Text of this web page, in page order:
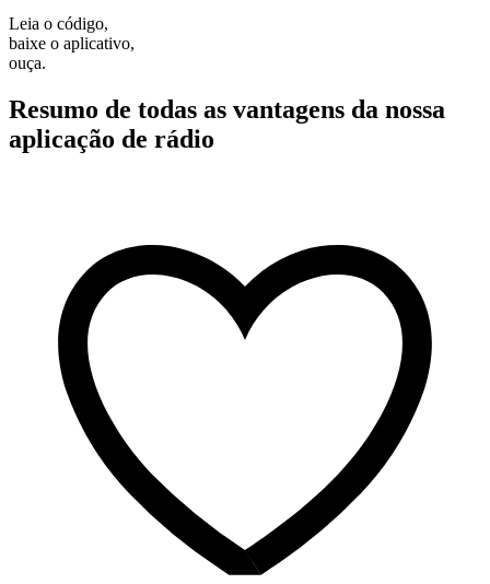
Leia o código,
baixe o aplicativo,
ouça.
Resumo de todas as vantagens da nossa
aplicação de rádio